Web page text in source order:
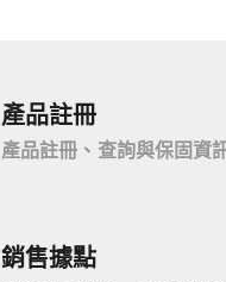
產品註冊
產品註冊、查詢與保固資
銷售據點